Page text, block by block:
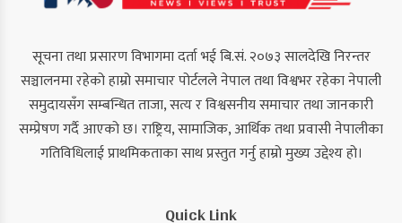
सूचना तथा प्रसारण विभागमा दर्ता भई बि.सं. २०७३ सालदेखि निरन्तर
सञ्चालनमा रहेको हाम्रो समाचार पोर्टलले नेपाल तथा विश्वभर रहेका नेपाली
समुदायसँग सम्बन्धित ताजा, सत्य र विश्वसनीय समाचार तथा जानकारी
सम्प्रेषण गर्दै आएको छ। राष्ट्रिय, सामाजिक, आर्थिक तथा प्रवासी नेपालीका
गतिविधिलाई प्राथमिकताका साथ प्रस्तुत गर्नु हाम्रो मुख्य उद्देश्य हो।
Quick Link